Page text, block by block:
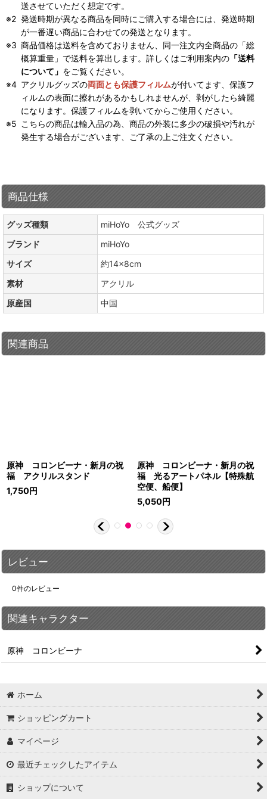
送させていただく想定です。
発送時期が異なる商品を同時にご購入する場合には、発送時期
が一番遅い商品に合わせての発送となります。
商品価格は送料を含めておりません、同一注文内全商品の「総
概算重量」で送料を算出します。詳しくはご利用案内の 「送料
について」 をご覧ください。
アクリルグッズの両面とも保護フィルムが付いてます、保護フ
ィルムの表面に擦れがあるかもしれませんが、剥がしたら綺麗
になります。保護フィルムを剥いてからご使用ください。
こちらの商品は輸入品の為、商品の外装に多少の破損や汚れが
発生する場合がございます、ご了承の上ご注文ください。
商品仕様
グッズ種類
miHoYo 公式グッズ
ブランド
miHoYo
サイズ
約14×8cm
素材
アクリル
原産国
中国
関連商品
原神 コロンビーナ・新月の祝
福 アクリルスタンド
1,750円
原神 コロンビーナ・新月の祝
福 光るアートパネル【特殊航
空便、船便】
5,050円
レビュー
0件のレビュー
関連キャラクター
原神 コロンビーナ
ホーム
ショッピングカート
マイページ
最近チェックしたアイテム
ショップについて